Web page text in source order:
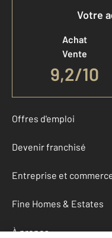
Votre
Achat
Vente
9,2/10
Offres d'emploi
Devenir franchisé
Entreprise et
Fine Homes & Estates
À propos